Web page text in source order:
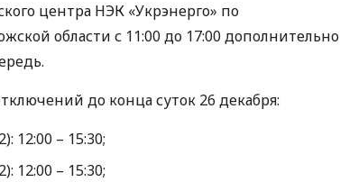
центра НЭК «Укрэнерго» по
области с 11:00 до 17:00 дополнительно
до конца суток 26 декабря:
12:00 – 15:30;
12:00 – 15:30;